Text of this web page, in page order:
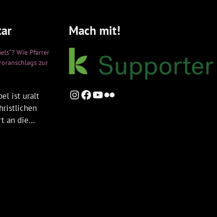
Wie Pfarrer
zur
ist uralt
an die…
Mach mit!
Instagram
Facebook
YouTube
Flickr